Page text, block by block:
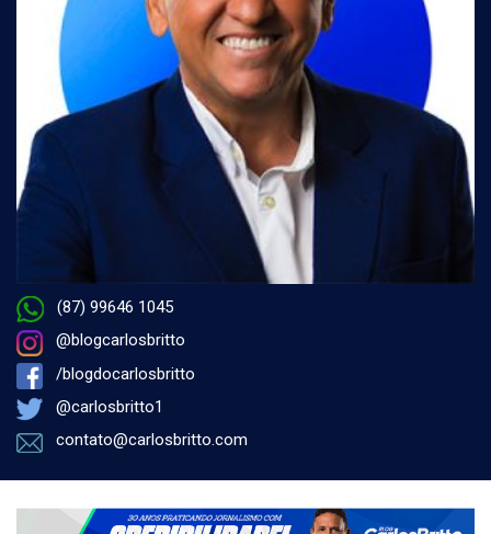
(87) 99646 1045
@blogcarlosbritto
/blogdocarlosbritto
@carlosbritto1
contato@carlosbritto.com